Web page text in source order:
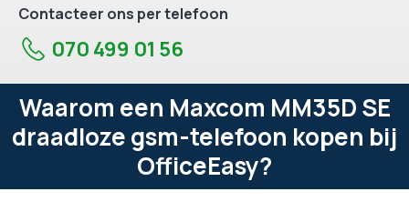
Contacteer ons per telefoon
070 499 01 56
Waarom een Maxcom MM35D SE
draadloze gsm-telefoon kopen bij
OfficeEasy?